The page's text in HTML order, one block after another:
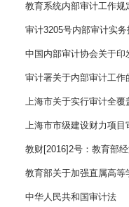
教育系统内部审计工作规
审计3205号内部审计实
中国内部审计协会关于
审计署关于内部审计工作
上海市关于实行审计全覆
上海市市级建设财力项目
教财[2016]2号：教育部
教育部关于加强直属高
中华人民共和国审计法